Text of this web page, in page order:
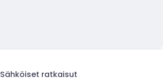
Sähköiset ratkaisut